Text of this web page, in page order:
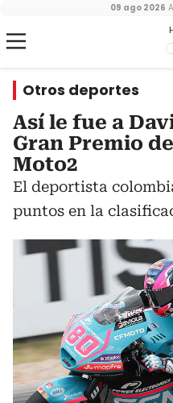
09 ago 2026
Otros deportes
Así le fue a
Gran Premio
Moto2
El deportista
puntos en la